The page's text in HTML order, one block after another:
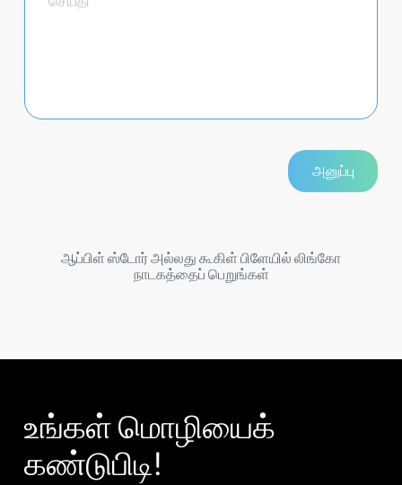
ஆப்பிள் ஸ்டோர் அல்லது கூகிள் பிளேயில் லிங்கோ
நாடகத்தைப் பெறுங்கள்
உங்கள் மொழியைக்
கண்டுபிடி!